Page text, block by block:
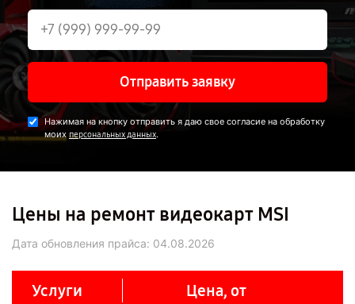
Отправить заявку
Нажимая на кнопку отправить я даю свое согласие на обработку
моих персональных данных.
Цены на ремонт видеокарт MSI
Дата обновления прайса: 04.08.2026
Услуги Цена, от